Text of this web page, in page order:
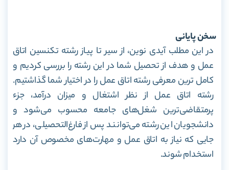
سخن پایانی
در این مطلب آیدی نوین، از سیر تا پیاز رشته تکنسین اتاق
عمل و هدف از تحصیل شما در این رشته را بررسی کردیم و
کامل ترین معرفی رشته اتاق عمل را در اختیار شما گذاشتیم.
رشته اتاق عمل از نظر اشتغال و میزان درآمد، جزء
پرمتقاضی‌ترین شغل‌های جامعه محسوب می‌شود و
دانشجویان این رشته می‌توانند پس از فارغ‌التحصیلی، در هر
جایی که نیاز به اتاق عمل و مهارت‌های مخصوص آن دارد
استخدام شوند.